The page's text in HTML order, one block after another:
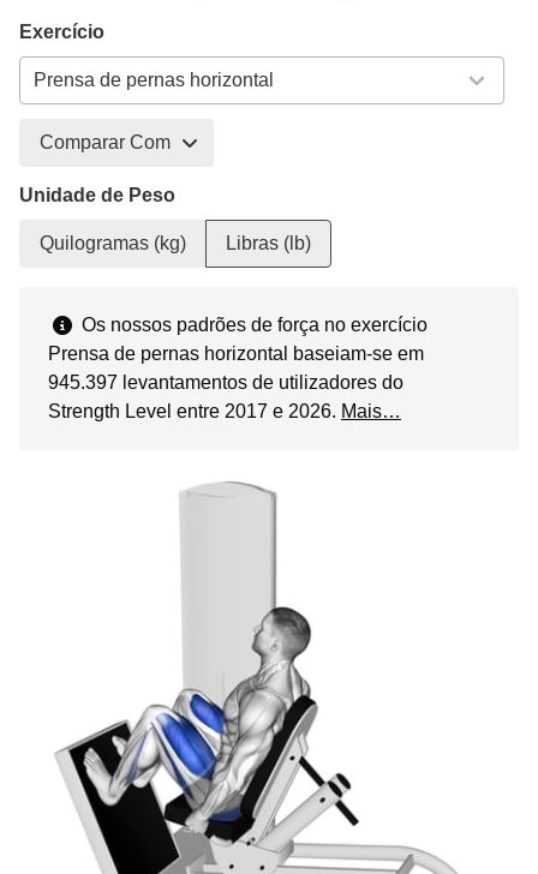
Exercício
Comparar Com
Unidade de Peso
Quilogramas (kg) Libras (lb)
Os nossos padrões de força no exercício
Prensa de pernas horizontal baseiam-se em
945.397 levantamentos de utilizadores do
Strength Level entre 2017 e 2026. Mais…